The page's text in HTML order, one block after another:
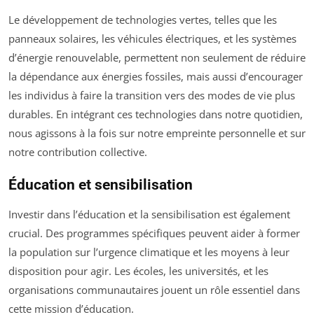
Le développement de technologies vertes, telles que les
panneaux solaires, les véhicules électriques, et les systèmes
d’énergie renouvelable, permettent non seulement de réduire
la dépendance aux énergies fossiles, mais aussi d’encourager
les individus à faire la transition vers des modes de vie plus
durables. En intégrant ces technologies dans notre quotidien,
nous agissons à la fois sur notre empreinte personnelle et sur
notre contribution collective.
Éducation et sensibilisation
Investir dans l’éducation et la sensibilisation est également
crucial. Des programmes spécifiques peuvent aider à former
la population sur l’urgence climatique et les moyens à leur
disposition pour agir. Les écoles, les universités, et les
organisations communautaires jouent un rôle essentiel dans
cette mission d’éducation.